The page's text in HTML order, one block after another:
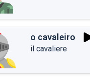
o cavaleiro
il cavaliere